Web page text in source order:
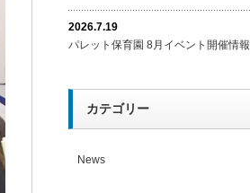
2026.7.19
パレット保育園 8月イベント開催情報
カテゴリー
News